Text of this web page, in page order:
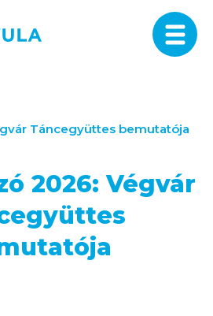
Táncegyüttes bemutatója
2026: Végvár